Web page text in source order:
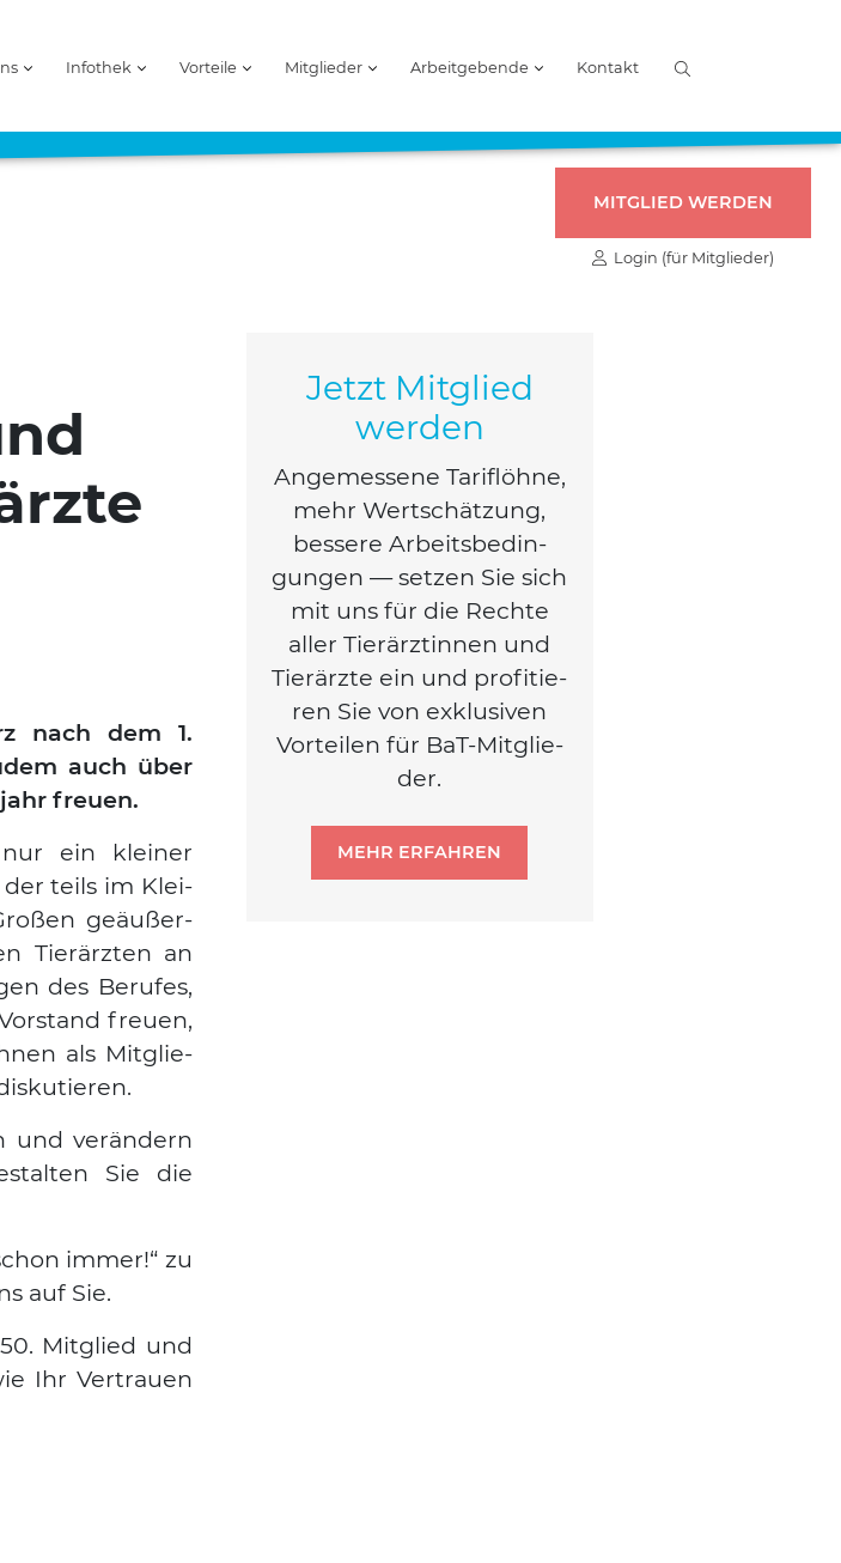
Infothek Vorteile Mitglieder Arbeitgebende Kontakt
MITGLIED WERDEN
Login (für Mitglieder)
nach dem 1.
auch über
freu­en.
ein klei­ner
der teils im Klei­
geäu­ßer­
Tier­ärz­ten an
des Beru­fes,
freu­en,
als Mit­glie­
und ver­än­dern
Sie die
immer!“ zu
auf Sie.
Mit­glied und
Ihr Ver­trau­en
Jetzt Mitglied
werden
Ange­mes­se­ne Tarif­löh­ne,
mehr Wert­schät­zung,
bes­se­re Arbeits­be­din­
gun­gen — set­zen Sie sich
mit uns für die Rech­te
aller Tier­ärz­tin­nen und
Tier­ärz­te ein und pro­fi­tie­
ren Sie von exklu­si­ven
Vor­tei­len für BaT-Mit­glie­
der.
MEHR ERFAHREN
Suchen nach: